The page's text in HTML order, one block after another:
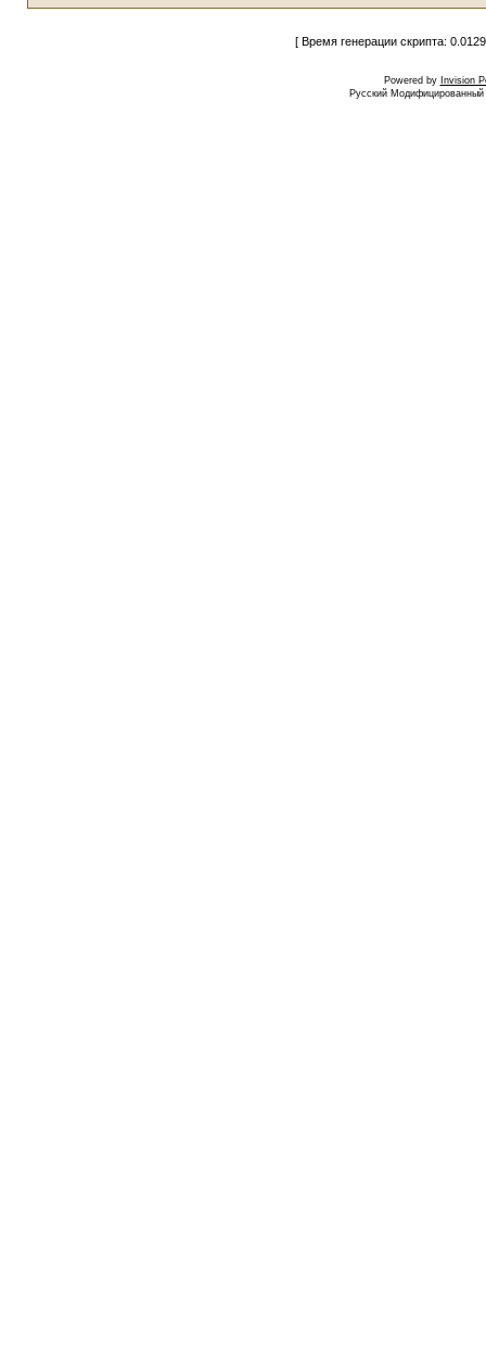
[ Время генерации скрипта:
Powered by Invision
Русский